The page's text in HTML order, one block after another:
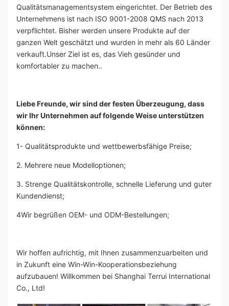
Qualitätsmanagementsystem eingerichtet. Der Betrieb des
Unternehmens ist nach ISO 9001-2008 QMS nach 2013
verpflichtet. Bisher werden unsere Produkte auf der
ganzen Welt geschätzt und wurden in mehr als 60 Länder
verkauft.Unser Ziel ist es, das Vieh gesünder und
komfortabler zu machen..
Liebe Freunde, wir sind der festen Überzeugung, dass
wir Ihr Unternehmen auf folgende Weise unterstützen
können:
1- Qualitätsprodukte und wettbewerbsfähige Preise;
2. Mehrere neue Modelloptionen;
3. Strenge Qualitätskontrolle, schnelle Lieferung und guter
Kundendienst;
4Wir begrüßen OEM- und ODM-Bestellungen;
Wir hoffen aufrichtig, mit Ihnen zusammenzuarbeiten und
in Zukunft eine Win-Win-Kooperationsbeziehung
aufzubauen! Willkommen bei Shanghai Terrui International
Co., Ltd!